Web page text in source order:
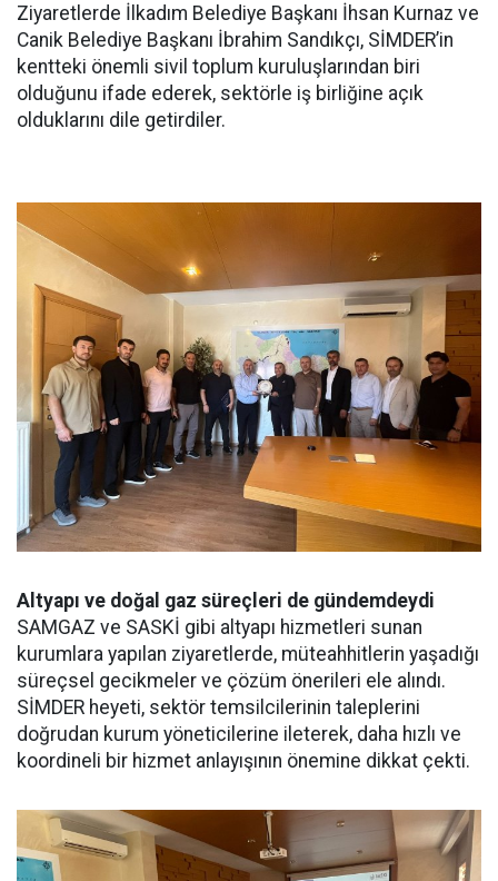
Ziyaretlerde İlkadım Belediye Başkanı İhsan Kurnaz ve
Canik Belediye Başkanı İbrahim Sandıkçı, SİMDER’in
kentteki önemli sivil toplum kuruluşlarından biri
olduğunu ifade ederek, sektörle iş birliğine açık
olduklarını dile getirdiler.
Altyapı ve doğal gaz süreçleri de gündemdeydi
SAMGAZ ve SASKİ gibi altyapı hizmetleri sunan
kurumlara yapılan ziyaretlerde, müteahhitlerin yaşadığı
süreçsel gecikmeler ve çözüm önerileri ele alındı.
SİMDER heyeti, sektör temsilcilerinin taleplerini
doğrudan kurum yöneticilerine ileterek, daha hızlı ve
koordineli bir hizmet anlayışının önemine dikkat çekti.